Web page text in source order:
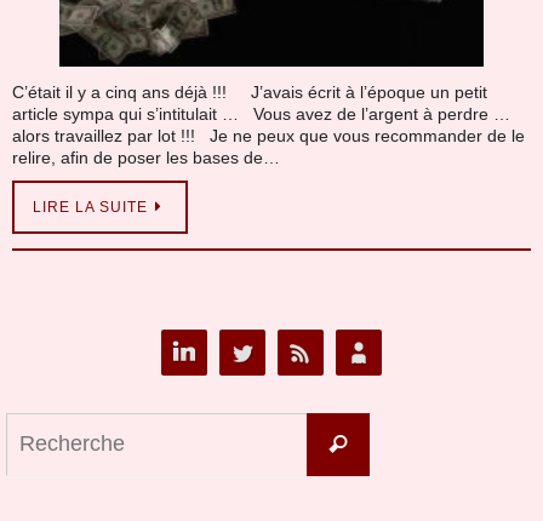
C’était il y a cinq ans déjà !!! J’avais écrit à l’époque un petit
article sympa qui s’intitulait … Vous avez de l’argent à perdre …
alors travaillez par lot !!! Je ne peux que vous recommander de le
relire, afin de poser les bases de…
LIRE LA SUITE
Recherche